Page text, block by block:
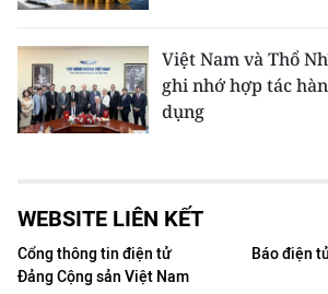
Việt Nam và Thổ
ghi nhớ hợp tác
dụng
WEBSITE LIÊN KẾT
Cổng thông tin điện tử
Đảng Cộng sản Việt Nam
Báo điện